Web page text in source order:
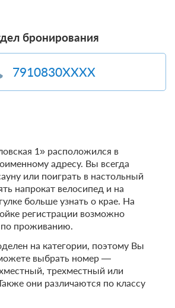
бронирования
7910830XXXX
1» расположился в
адресу. Вы всегда
или поиграть в настольный
напрокат велосипед и на
больше узнать о крае. На
регистрации возможно
проживанию.
на категории, поэтому Вы
выбрать номер —
трехместный или
они различаются по классу